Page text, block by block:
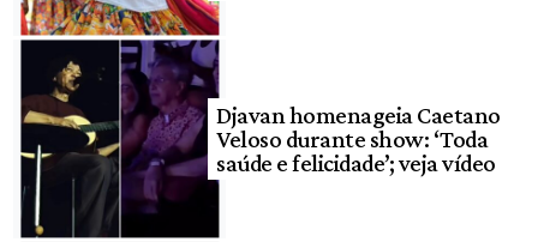
Djavan homenageia Caetano
Veloso durante show: ‘Toda
saúde e felicidade’; veja vídeo